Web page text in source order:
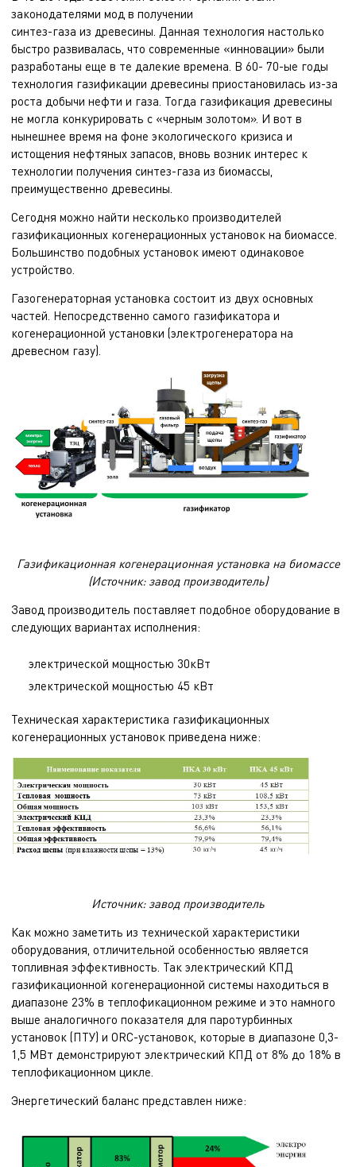
законодателями мод в получении
синтез-газа из древесины. Данная технология настолько
быстро развивалась, что современные «инновации» были
разработаны еще в те далекие времена. В 60- 70-ые годы
технология газификации древесины приостановилась из-за
роста добычи нефти и газа. Тогда газификация древесины
не могла конкурировать с «черным золотом». И вот в
нынешнее время на фоне экологического кризиса и
истощения нефтяных запасов, вновь возник интерес к
технологии получения синтез-газа из биомассы,
преимущественно древесины.
Сегодня можно найти несколько производителей
газификационных когенерационных установок на биомассе.
Большинство подобных установок имеют одинаковое
устройство.
Газогенераторная установка состоит из двух основных
частей. Непосредственно самого газификатора и
когенерационной установки (электрогенератора на
древесном газу).
Газификационная когенерационная установка на биомассе
(Источник: завод производитель)
Завод производитель поставляет подобное оборудование в
следующих вариантах исполнения:
электрической мощностью 30кВт
электрической мощностью 45 кВт
Техническая характеристика газификационных
когенерационных установок приведена ниже:
Источник: завод производитель
Как можно заметить из технической характеристики
оборудования, отличительной особенностью является
топливная эффективность. Так электрический КПД
газификационной когенерационной системы находиться в
диапазоне 23% в теплофикационном режиме и это намного
выше аналогичного показателя для паротурбинных
установок (ПТУ) и ORC-установок, которые в диапазоне 0,3-
1,5 МВт демонстрируют электрический КПД от 8% до 18% в
теплофикационном цикле.
Энергетический баланс представлен ниже: